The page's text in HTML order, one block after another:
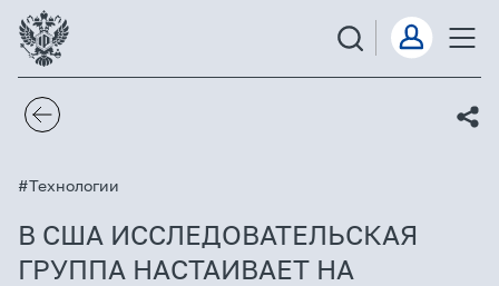
#Технологии
В США ИССЛЕДОВАТЕЛЬСКАЯ
ГРУППА НАСТАИВАЕТ НА